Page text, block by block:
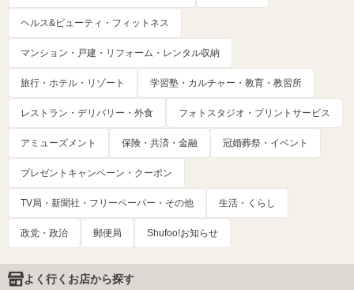
ヘルス&ビューティ・フィットネス
マンション・戸建・リフォーム・レンタル収納
旅行・ホテル・リゾート 学習塾・カルチャー・教育・教習所
レストラン・デリバリー・外食 フォトスタジオ・プリントサービス
アミューズメント 保険・共済・金融 冠婚葬祭・イベント
プレゼントキャンペーン・クーポン
TV局・新聞社・フリーペーパー・その他 生活・くらし
政党・政治 郵便局 Shufoo!お知らせ
よく行くお店から探す